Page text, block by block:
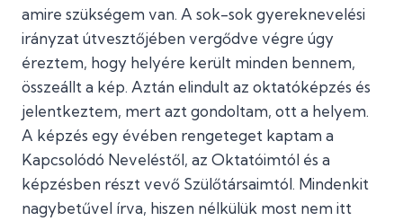
amire szükségem van. A sok-sok gyereknevelési
irányzat útvesztőjében vergődve végre úgy
éreztem, hogy helyére került minden bennem,
összeállt a kép. Aztán elindult az oktatóképzés és
jelentkeztem, mert azt gondoltam, ott a helyem.
A képzés egy évében rengeteget kaptam a
Kapcsolódó Neveléstől, az Oktatóimtól és a
képzésben részt vevő Szülőtársaimtól. Mindenkit
nagybetűvel írva, hiszen nélkülük most nem itt